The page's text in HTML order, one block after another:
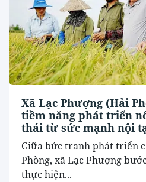
Xã Lạc Phượng (Hải
tiềm năng phát triển
thái từ sức mạnh nội
​Giữa bức tranh phát triển
Phòng, xã Lạc Phượng
thực hiện...